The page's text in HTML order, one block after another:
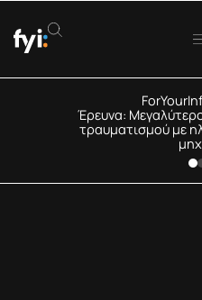
Έρευνα:
τραυματισμού με